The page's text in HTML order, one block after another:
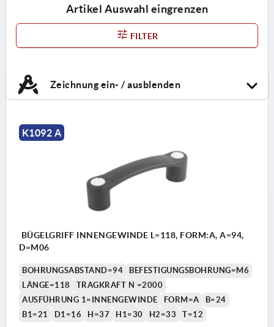
Artikel Auswahl eingrenzen
FILTER
Zeichnung ein- / ausblenden
K1092 A
BÜGELGRIFF INNENGEWINDE L=118, FORM:A, A=94,
D=M06
BOHRUNGSABSTAND=94
BEFESTIGUNGSBOHRUNG=M6
LÄNGE=118
TRAGKRAFT N =2000
AUSFÜHRUNG 1=INNENGEWINDE
FORM=A
B=24
B1=21
D1=16 H=37 H1=30 H2=33 T=12